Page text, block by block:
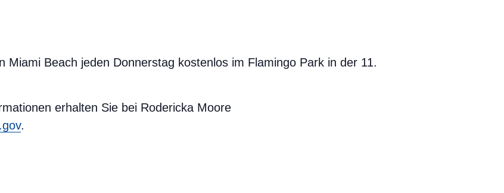
Miami Beach jeden Donnerstag kostenlos im Flamingo Park in der 11.
erhalten Sie bei Rodericka Moore
.